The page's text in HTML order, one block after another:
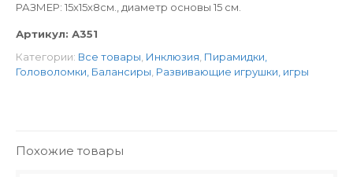
РАЗМЕР: 15х15х8см., диаметр основы 15 см.
Артикул: А351
Категории: Все товары Инклюзия Пирамидки,
Головоломки, Балансиры Развивающие игрушки, игры
Похожие товары